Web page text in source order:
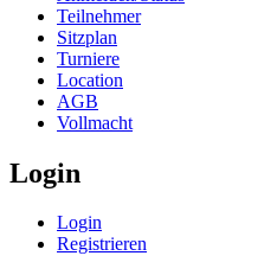
Teilnehmer
Sitzplan
Turniere
Location
AGB
Vollmacht
Login
Login
Registrieren